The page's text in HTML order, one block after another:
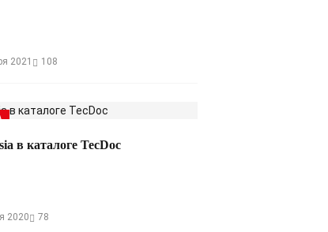
2021 108
в каталоге TecDoc
2020 78